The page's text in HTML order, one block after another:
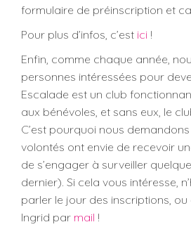
formulaire de préinscription et
Pour plus d’infos, c’est ici !
Enfin, comme chaque année,
personnes intéressées pour
Escalade est un club
aux bénévoles, et sans eux, le
C’est pourquoi nous
volontés ont envie de recevoir
de s’engager à surveiller
dernier). Si cela vous intéresse,
parler le jour des inscriptions,
Ingrid par mail !